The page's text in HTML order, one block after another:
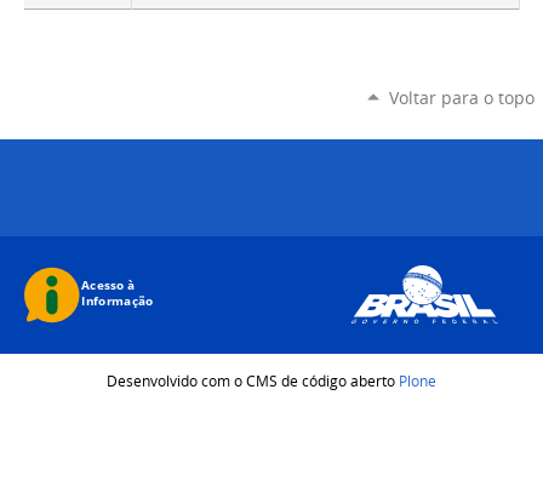
Voltar para o topo
Desenvolvido com o CMS de código aberto Plone